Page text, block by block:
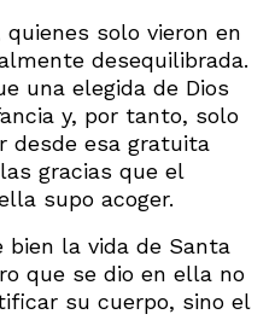
solo vieron en
desequilibrada.
una elegida de Dios
y, por tanto, solo
desde esa gratuita
gracias que el
supo acoger.
bien la vida de Santa
que se dio en ella no
su cuerpo, sino el